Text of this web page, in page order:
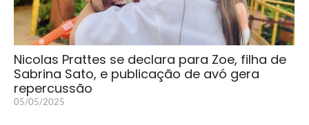
Nicolas Prattes se declara para Zoe, filha de
Sabrina Sato, e publicação de avó gera
repercussão
05/05/2025